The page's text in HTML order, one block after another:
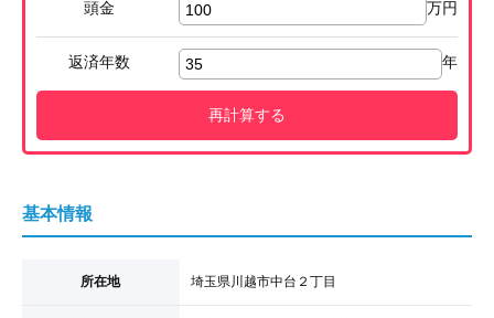
頭金 万円
返済年数 年
再計算する
基本情報
所在地 埼玉県川越市中台２丁目